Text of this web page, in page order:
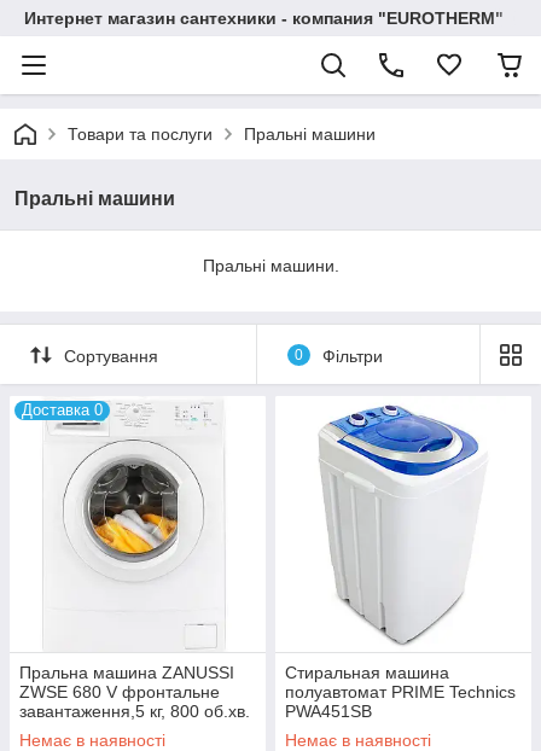
Интернет магазин сантехники - компания "EUROTHERM"
Товари та послуги Пральні машини
Пральні машини
Пральні машини.
Сортування 0 Фільтри
Доставка 0
Пральна машина ZANUSSI
ZWSE 680 V фронтальне
завантаження,5 кг, 800 об.хв.
глибина 38 див. А++
Немає в наявності
Стиральная машина
полуавтомат PRIME Technics
PWA451SB
Немає в наявності